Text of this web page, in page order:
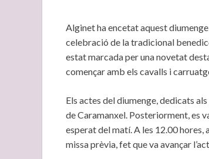
Alginet ha encetat aquest
celebració de la tradicional
estat marcada per una novetat
començar amb els cavalls i
Els actes del diumenge, dedicats
de Caramanxel. Posteriorment, es
esperat del matí. A les 12.00 hores,
missa prèvia, fet que va avançar